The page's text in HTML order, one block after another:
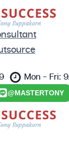
Mon - Fri:
@MASTERTONY